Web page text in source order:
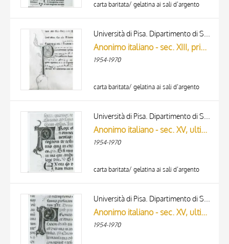
carta baritata/ gelatina ai sali d’argento
Anonimo italiano - sec. XIII, primo quarto - Lucca, Biblioteca Capitolare Feliniana, Ms. 600, f. 120v, particolare
1954-1970
carta baritata/ gelatina ai sali d’argento
Anonimo italiano - sec. XV, ultimo quarto - Lucca, Biblioteca Capitolare Feliniana, Ms. 598, f. 11v, particolare
1954-1970
carta baritata/ gelatina ai sali d’argento
Anonimo italiano - sec. XV, ultimo quarto - Lucca, Biblioteca Capitolare Feliniana, Ms. 598, f. 196r, particolare
1954-1970